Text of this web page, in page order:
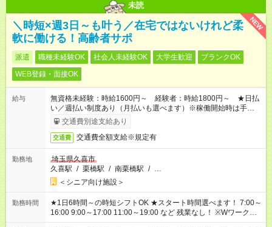
未読
NEW
＼時短×週3日～も叶う／在宅ではないけれど柔
軟に働ける！高齢者サポ
派遣 職種未経験OK 社会人未経験OK 大学生歓迎
ブランクOK
WEB登録・面接OK
給与
無資格未経験：時給1600円～ 経験者：時給1800円～ ★日払
い／週払い制度あり（月払いも選べます）※稼働開始時は手続き
完了次第のお支払いとなります。
交通費別途支給あり
交通費 交通費全額支給※規定有
勤務地
埼玉県久喜市
久喜駅 / 栗橋駅 / 南栗橋駅 / …
＜シニア向け施設＞
勤務時間
★1日6時間～の時短シフトOK ★スタート時間選べます！ 7:00～
16:00 9:00～17:00 11:00～19:00 など 残業なし！ ※Wワークの
場合、他のお仕事と合わせ週40時間超の就業はご案内できませ